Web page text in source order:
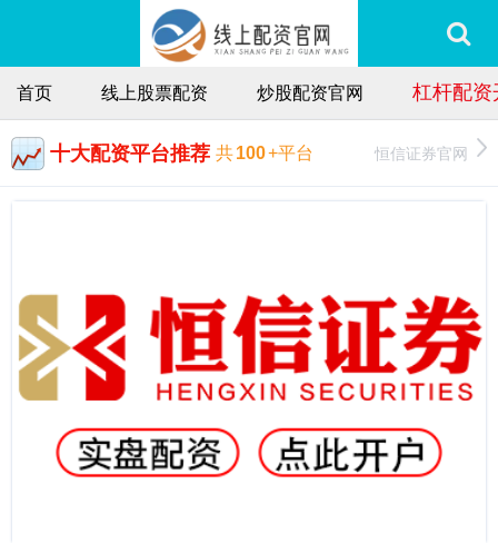
首页 线上股票配资 炒股配资官网 杠杆配资
十大配资平台推荐 共100+平台 恒信证券官网